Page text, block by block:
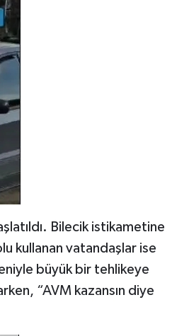
Bilecik istikametine
kullanan vatandaşlar ise
büyük bir tehlikeye
“AVM kazansın diye